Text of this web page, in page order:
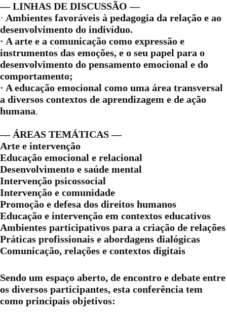
— LINHAS DE DISCUSSÃO —
· Ambientes favoráveis à pedagogia da relação e ao
desenvolvimento do indivíduo.
· A arte e a comunicação como expressão e
instrumentos das emoções, e o seu papel para o
desenvolvimento do pensamento emocional e do
comportamento;
· A educação emocional como uma área transversal
a diversos contextos de aprendizagem e de ação
humana.
— ÁREAS TEMÁTICAS —
Arte e intervenção
Educação emocional e relacional
Desenvolvimento e saúde mental
Intervenção psicossocial
Intervenção e comunidade
Promoção e defesa dos direitos humanos
Educação e intervenção em contextos educativos
Ambientes participativos para a criação de relações
Práticas profissionais e abordagens dialógicas
Comunicação, relações e contextos digitais
Sendo um espaço aberto, de encontro e debate entre
os diversos participantes, esta conferência tem
como principais objetivos: